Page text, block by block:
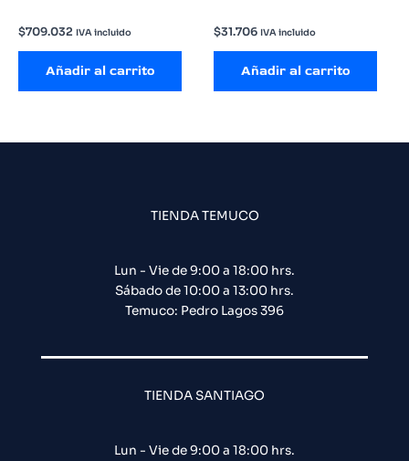
$709.032 IVA incluido
Añadir al carrito
$31.706 IVA incluido
Añadir al carrito
TIENDA TEMUCO
Lun - Vie de 9:00 a 18:00 hrs.
Sábado de 10:00 a 13:00 hrs.
Temuco: Pedro Lagos 396
TIENDA SANTIAGO
Lun - Vie de 9:00 a 18:00 hrs.